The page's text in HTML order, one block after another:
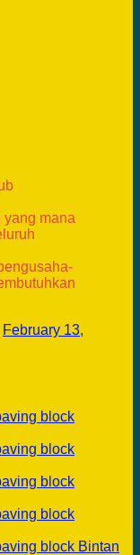
mana
February 13,
block
block
block
block
block Bintan